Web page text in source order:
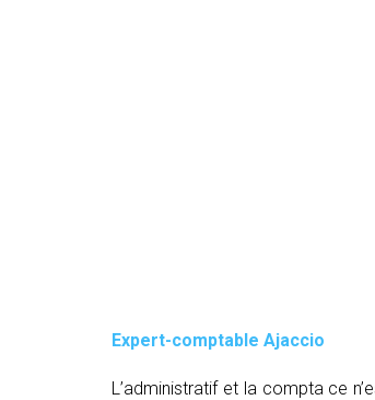
Expert-comptable Ajaccio
L’administratif et la compta ce